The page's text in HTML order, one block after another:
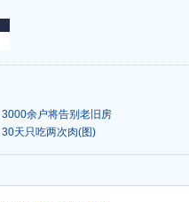
余户将告别老旧房
天只吃两次肉(图)